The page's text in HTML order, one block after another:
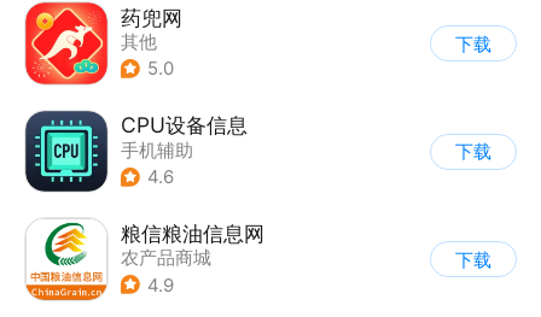
药兜网
其他
5.0
下载
CPU设备信息
手机辅助
4.6
下载
粮信粮油信息网
农产品商城
4.9
下载